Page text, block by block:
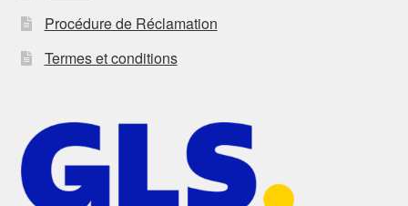
Procédure de Réclamation
Termes et conditions